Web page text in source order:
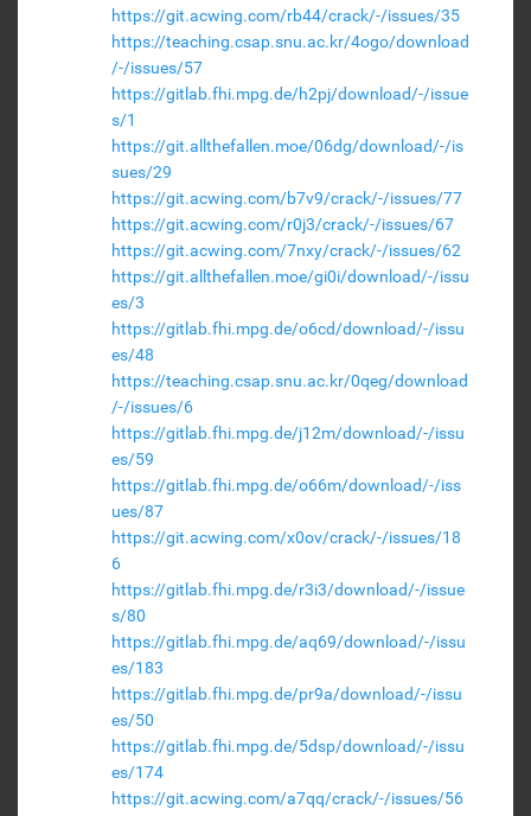
https://git.acwing.com/rb44/crack/-/issues/35
https://teaching.csap.snu.ac.kr/4ogo/download
/-/issues/57
https://gitlab.fhi.mpg.de/h2pj/download/-/issue
s/1
https://git.allthefallen.moe/06dg/download/-/is
sues/29
https://git.acwing.com/b7v9/crack/-/issues/77
https://git.acwing.com/r0j3/crack/-/issues/67
https://git.acwing.com/7nxy/crack/-/issues/62
https://git.allthefallen.moe/gi0i/download/-/issu
es/3
https://gitlab.fhi.mpg.de/o6cd/download/-/issu
es/48
https://teaching.csap.snu.ac.kr/0qeg/download
/-/issues/6
https://gitlab.fhi.mpg.de/j12m/download/-/issu
es/59
https://gitlab.fhi.mpg.de/o66m/download/-/iss
ues/87
https://git.acwing.com/x0ov/crack/-/issues/18
6
https://gitlab.fhi.mpg.de/r3i3/download/-/issue
s/80
https://gitlab.fhi.mpg.de/aq69/download/-/issu
es/183
https://gitlab.fhi.mpg.de/pr9a/download/-/issu
es/50
https://gitlab.fhi.mpg.de/5dsp/download/-/issu
es/174
https://git.acwing.com/a7qq/crack/-/issues/56